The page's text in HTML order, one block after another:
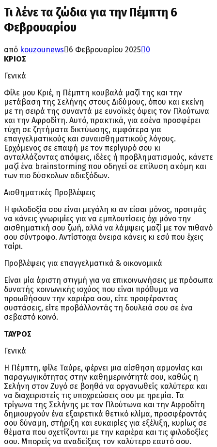
Τι λένε τα ζώδια για την Πέμπτη 6
Φεβρουαρίου
από kouzounews 6 Φεβρουαρίου 2025
0
ΚΡΙΟΣ
Γενικά
Φίλε μου Κριέ, η Πέμπτη κουβαλά μαζί της και την
μετάβαση της Σελήνης στους Διδύμους, όπου και εκείνη
με τη σειρά της συναντά με ευνοϊκές όψεις τον Πλούτωνα
και την Αφροδίτη. Αυτό, πρακτικά, για εσένα προσφέρει
τύχη σε ζητήματα δικτύωσης, αμφότερα για
επαγγελματικούς και συναισθηματικούς λόγους.
Ερχόμενος σε επαφή με τον περίγυρό σου κι
ανταλλάζοντας απόψεις, ιδέες ή προβληματισμούς, κάνετε
μαζί ένα brainstorming που οδηγεί σε επίλυση ακόμη και
των πιο δύσκολων αδιεξόδων.
Αισθηματικές Προβλέψεις
Η φιλοδοξία σου είναι μεγάλη κι αν είσαι μόνος, προτιμάς
να κάνεις γνωριμίες για να εμπλουτίσεις όχι μόνο την
αισθηματική σου ζωή, αλλά να λάμψεις μαζί με τον πιθανό
σου σύντροφο. Αντίστοιχα όνειρα κάνεις κι εσύ που έχεις
ταίρι.
Προβλέψεις για επαγγελματικά & οικονομικά
Είναι μία άριστη στιγμή για να επικοινωνήσεις με πρόσωπα
δυνατής κοινωνικής ισχύος που είναι πρόθυμα να
προωθήσουν την καριέρα σου, είτε προφέροντας
συστάσεις, είτε προβάλλοντάς τη δουλειά σου σε ένα
σεβαστό κοινό.
ΤΑΥΡΟΣ
Γενικά
Η Πέμπτη, φίλε Ταύρε, φέρνει μια αίσθηση αρμονίας και
παραγωγικότητας στην καθημερινότητά σου, καθώς η
Σελήνη στον Ζυγό σε βοηθά να οργανωθείς καλύτερα και
να διαχειριστείς τις υποχρεώσεις σου με ηρεμία. Τα
τρίγωνα της Σελήνης με τον Πλούτωνα και την Αφροδίτη
δημιουργούν ένα εξαιρετικά θετικό κλίμα, προσφέροντάς
σου δύναμη, στήριξη και ευκαιρίες για εξέλιξη, κυρίως σε
θέματα που σχετίζονται με την καριέρα και τις φιλοδοξίες
σου. Μπορείς να αναδείξεις τον καλύτερο εαυτό σου.